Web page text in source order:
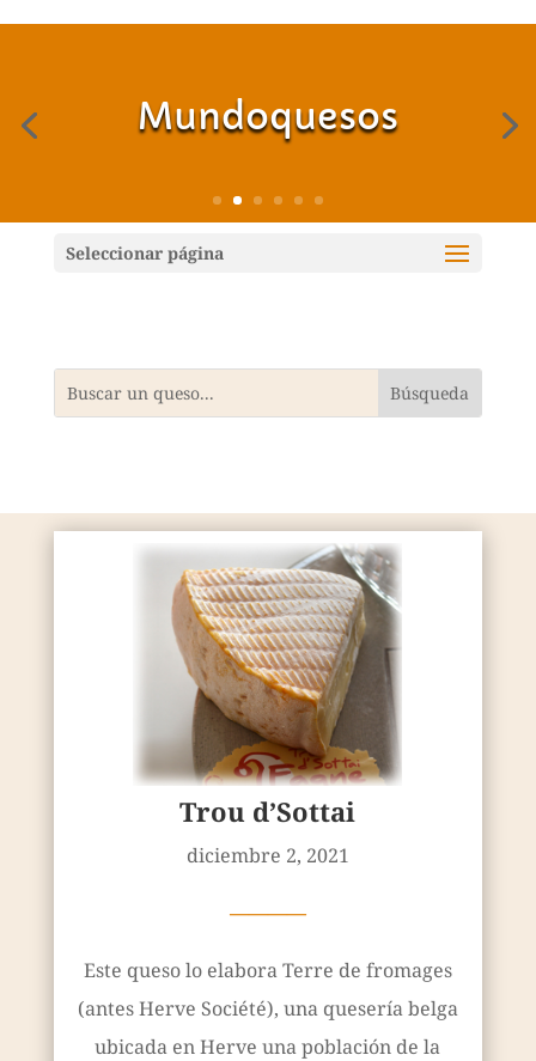
Mundoquesos
Seleccionar página
Trou d’Sottai
diciembre 2, 2021
————
Este queso lo elabora Terre de fromages
(antes Herve Société), una quesería belga
ubicada en Herve una población de la